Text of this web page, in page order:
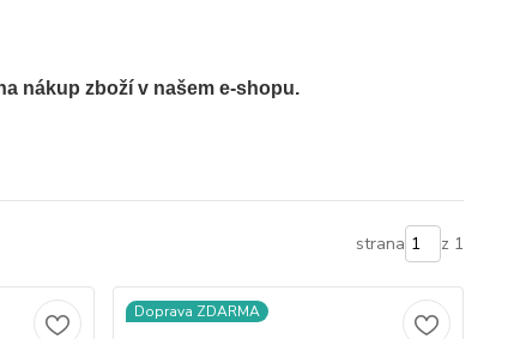
nákup zboží v našem e-shopu.
strana z 1
Doprava ZDARMA